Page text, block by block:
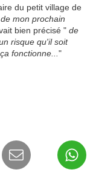
du petit village de
mon prochain
bien précisé " de
risque qu'il soit
fonctionne... "